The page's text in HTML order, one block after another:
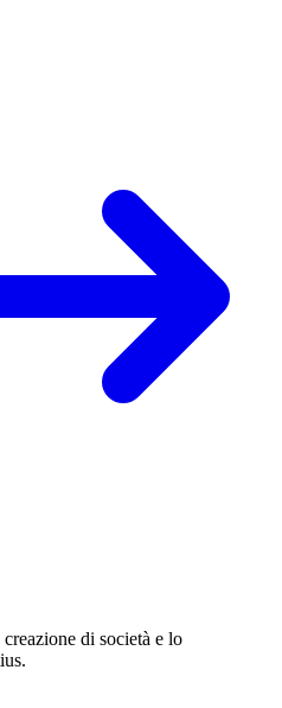
di società e lo